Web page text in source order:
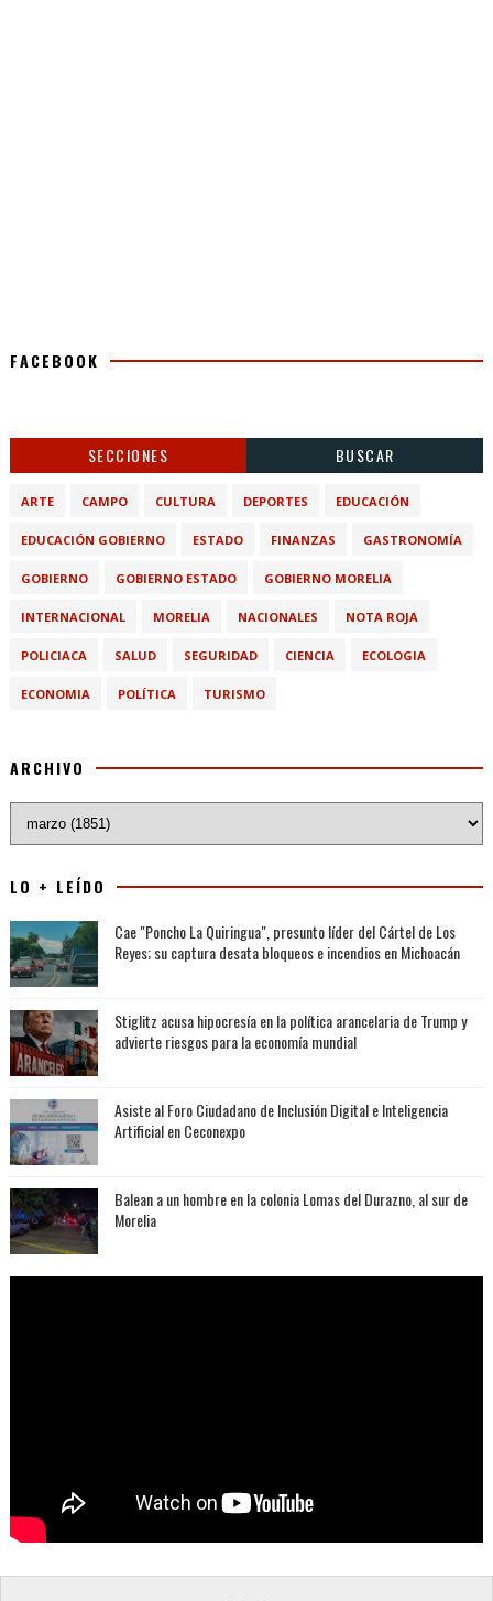
FACEBOOK
SECCIONES BUSCAR
ARTE CAMPO CULTURA DEPORTES EDUCACIÓN
EDUCACIÓN GOBIERNO ESTADO FINANZAS GASTRONOMÍA
GOBIERNO GOBIERNO ESTADO GOBIERNO MORELIA
INTERNACIONAL MORELIA NACIONALES NOTA ROJA
POLICIACA SALUD SEGURIDAD CIENCIA ECOLOGIA
ECONOMIA POLÍTICA TURISMO
ARCHIVO
LO + LEÍDO
Cae "Poncho La Quiringua", presunto líder del Cártel de Los
Reyes; su captura desata bloqueos e incendios en Michoacán
Stiglitz acusa hipocresía en la política arancelaria de Trump y
advierte riesgos para la economía mundial
Asiste al Foro Ciudadano de Inclusión Digital e Inteligencia
Artificial en Ceconexpo
Balean a un hombre en la colonia Lomas del Durazno, al sur de
Morelia